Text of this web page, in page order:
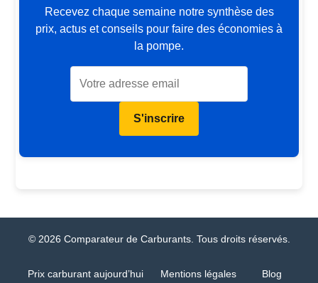
Recevez chaque semaine notre synthèse des
prix, actus et conseils pour faire des économies à
la pompe.
S'inscrire
© 2026 Comparateur de Carburants. Tous droits réservés.
Prix carburant aujourd’hui Mentions légales Blog